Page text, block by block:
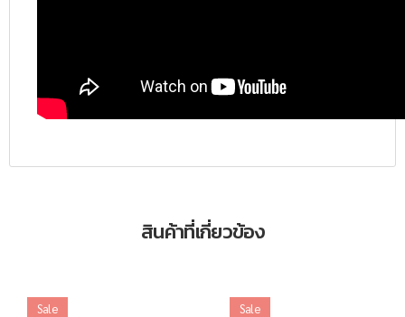
สินค้าที่เกี่ยวข้อง
Sale Sale